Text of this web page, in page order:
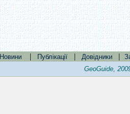
Новини | Публікації | Довідники |
GeoGuide,